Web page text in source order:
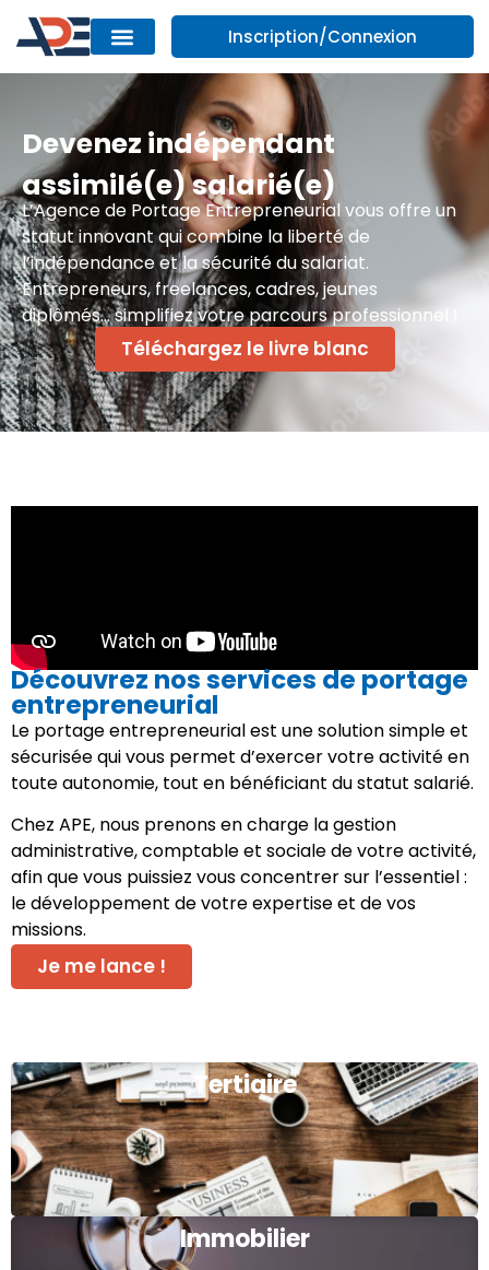
Inscription/Connexion
Devenez indépendant
assimilé(e) salarié(e)
L’Agence de Portage Entrepreneurial vous offre un
statut innovant qui combine la liberté de
l’indépendance et la sécurité du salariat.
Entrepreneurs, freelances, cadres, jeunes
diplômés… simplifiez votre parcours professionnel !
Téléchargez le livre blanc
Découvrez nos services de portage
entrepreneurial
Le portage entrepreneurial est une solution simple et
sécurisée qui vous permet d’exercer votre activité en
toute autonomie, tout en bénéficiant du statut salarié.
Chez APE, nous prenons en charge la gestion
administrative, comptable et sociale de votre activité,
afin que vous puissiez vous concentrer sur l’essentiel :
le développement de votre expertise et de vos
missions.
Je me lance !
Tertiaire
Immobilier